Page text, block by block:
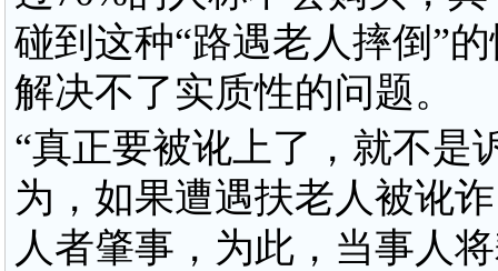
碰到这种“路遇老人摔倒”
解决不了实质性的问题。
“真正要被讹上了，就不是
为，如果遭遇扶老人被讹
人者肇事，为此，当事人